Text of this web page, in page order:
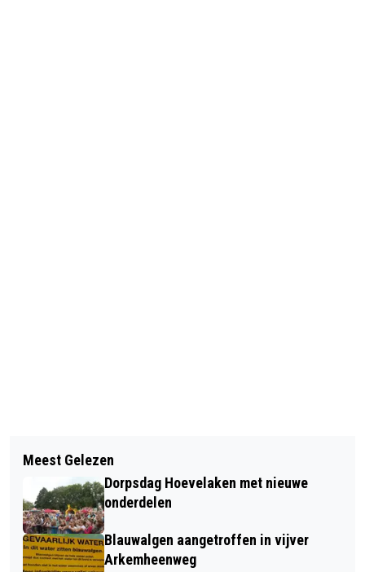
5 UUR GRATIS AUTORIJLES, 5 JAAR
JIMMYFM.NL
IVN-LANDSCHAPSBUSTOCHTEN
GROOT SUCCES
Meest Gelezen
Dorpsdag Hoevelaken met nieuwe
onderdelen
Blauwalgen aangetroffen in vijver
Arkemheenweg